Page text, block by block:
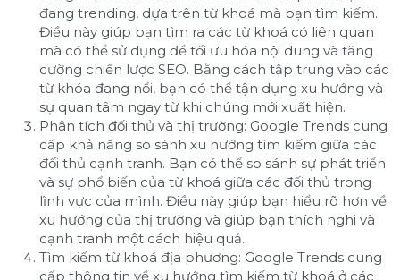
đang trending, dựa trên từ khoá mà bạn tìm kiếm.
Điều này giúp bạn tìm ra các từ khoá có liên quan
mà có thể sử dụng để tối ưu hóa nội dung và tăng
cường chiến lược SEO. Bằng cách tập trung vào các
từ khóa đang nổi, bạn có thể tận dụng xu hướng và
sự quan tâm ngay từ khi chúng mới xuất hiện.
Phân tích đối thủ và thị trường: Google Trends cung
cấp khả năng so sánh xu hướng tìm kiếm giữa các
đối thủ cạnh tranh. Bạn có thể so sánh sự phát triển
và sự phổ biến của từ khoá giữa các đối thủ trong
lĩnh vực của mình. Điều này giúp bạn hiểu rõ hơn về
xu hướng của thị trường và giúp bạn thích nghi và
cạnh tranh một cách hiệu quả.
Tìm kiếm từ khoá địa phương: Google Trends cung
cấp thông tin về xu hướng tìm kiếm từ khoá ở các